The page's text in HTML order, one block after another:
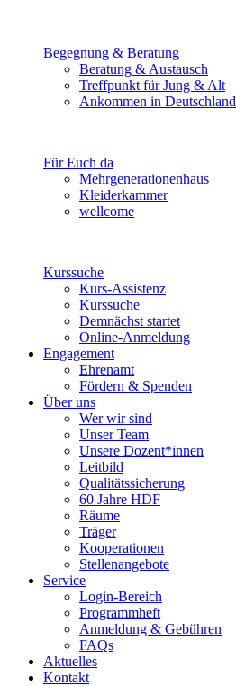
Begegnung & Beratung
Beratung & Austausch
Treffpunkt für Jung & Alt
Ankommen in Deutschland
Für Euch da
Mehrgenerationenhaus
Kleiderkammer
wellcome
Kurssuche
Kurs-Assistenz
Kurssuche
Demnächst startet
Online-Anmeldung
Engagement
Ehrenamt
Fördern & Spenden
Über uns
Wer wir sind
Unser Team
Unsere Dozent*innen
Leitbild
Qualitätssicherung
60 Jahre HDF
Räume
Träger
Kooperationen
Stellenangebote
Service
Login-Bereich
Programmheft
Anmeldung & Gebühren
FAQs
Aktuelles
Kontakt